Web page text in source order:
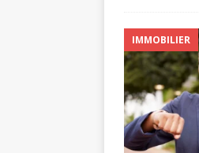
IMMOBILIER